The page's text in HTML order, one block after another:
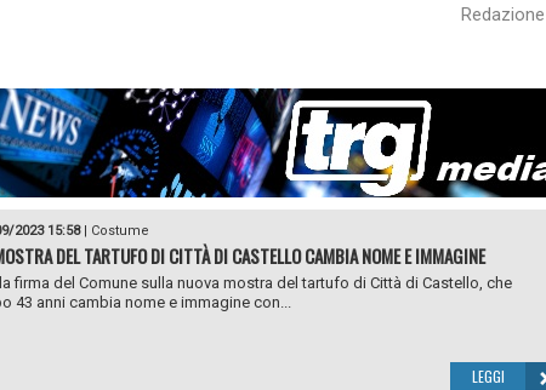
Redazione
2023 15:58| Costume
DEL TARTUFO DI CITTÀ DI CASTELLO CAMBIA NOME E IMMAGINE
la firma del Comune sulla nuova mostra del tartufo di Città di Castello, che
43 anni cambia nome e immagine con...
LEGGI